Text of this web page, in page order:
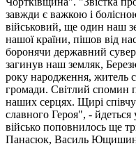
завжди є важкою і
військовий, ще один наш
нашої країни, пішов від
боронячи державний
загинув наш земляк,
року народження, житель
громади. Світлий спомин
наших серцях. Щирі
славного Героя", -
військо поповнилось ще
Панасюк, Василь Ющишин